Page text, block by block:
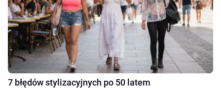
7 błędów stylizacyjnych po 50 latem